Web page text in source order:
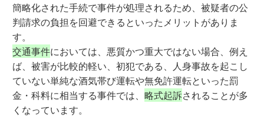
簡略化された手続で事件が処理されるため、被疑者の公
判請求の負担を回避できるといったメリットがありま
す。
交通事件においては、悪質かつ重大ではない場合、例え
ば、被害が比較的軽い、初犯である、人身事故を起こし
ていない単純な酒気帯び運転や無免許運転といった罰
金・科料に相当する事件では、略式起訴されることが多
くなっています。